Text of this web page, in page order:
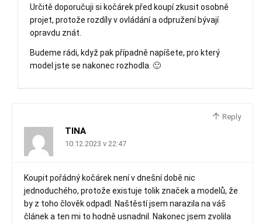
Určitě doporučuji si kočárek před koupí zkusit osobně
projet, protože rozdíly v ovládání a odpružení bývají
opravdu znát.
Budeme rádi, když pak případně napíšete, pro který
model jste se nakonec rozhodla. 🙂
Reply
TINA
10.12.2023 v 22:47
Koupit pořádný kočárek není v dnešní době nic
jednoduchého, protože existuje tolik značek a modelů, že
by z toho člověk odpadl. Naštěstí jsem narazila na váš
článek a ten mi to hodně usnadnil. Nakonec jsem zvolila